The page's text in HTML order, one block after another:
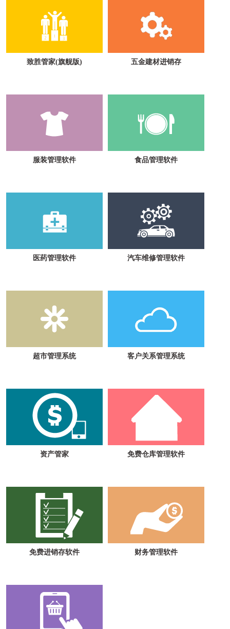
致胜管家(旗舰版) 五金建材进销存
服装管理软件 食品管理软件
医药管理软件 汽车维修管理软件
超市管理系统 客户关系管理系统
资产管家 免费仓库管理软件
免费进销存软件 财务管理软件